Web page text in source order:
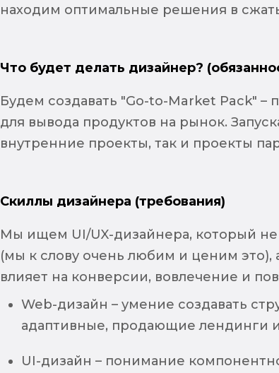
находим оптимальные решения в
Что будет делать дизайнер?
Будем создавать "Go-to-Market Pack" –
для вывода продуктов на рынок.
внутренние проекты, так и проекты
Скиллы дизайнера (требования)
Мы ищем UI/UX-дизайнера, который не
(мы к слову очень любим и ценим это),
влияет на конверсии, вовлечение и
Web-дизайн – умение создавать
адаптивные, продающие лендинги
UI-дизайн – понимание